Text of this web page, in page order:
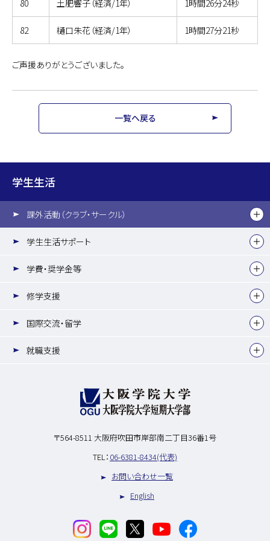
80 土肥響子（経済/1年） 1時間26分24秒
82 樋口朱花（経済/1年） 1時間27分21秒
ご声援ありがとうございました。
一覧へ戻る
学生生活
課外活動（クラブ・サークル）
学生生活サポート
学費・奨学金等
修学支援
国際交流・留学
就職支援
〒564-8511 大阪府吹田市岸部南二丁目36番1号
TEL： 06-6381-8434(代表)
お問い合わせ一覧
English